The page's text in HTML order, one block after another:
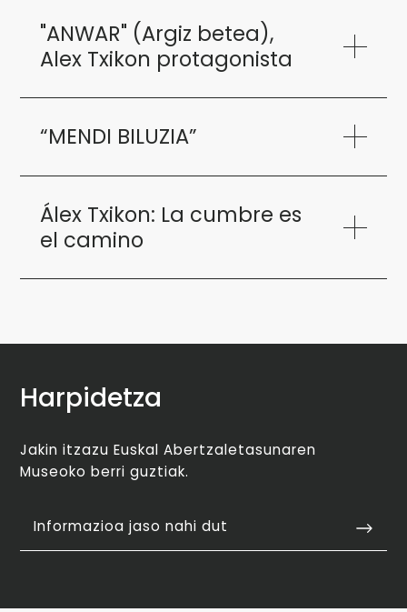
"ANWAR" (Argiz betea),
Alex Txikon protagonista
“MENDI BILUZIA”
Álex Txikon: La cumbre es
el camino
Harpidetza
Jakin itzazu Euskal Abertzaletasunaren
Museoko berri guztiak.
Informazioa jaso nahi dut